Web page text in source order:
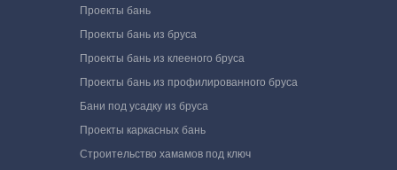
Проекты бань
Проекты бань из бруса
Проекты бань из клееного бруса
Проекты бань из профилированного бруса
Бани под усадку из бруса
Проекты каркасных бань
Строительство хамамов под ключ